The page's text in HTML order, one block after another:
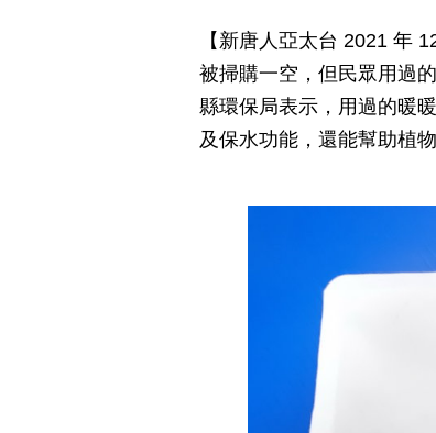
【新唐人亞太台 2021 年
被掃購一空，但民眾用過
縣環保局表示，用過的暖
及保水功能，還能幫助植物